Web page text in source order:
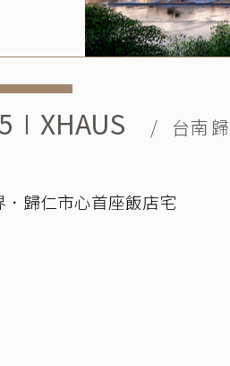
/ 台南
．歸仁市心首座飯店宅